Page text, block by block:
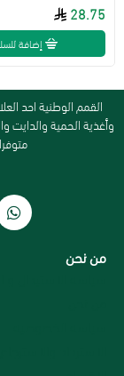
28.75
إضافة
القمم الوطنية احد
وأغذية الحمية والدايت
من نحن